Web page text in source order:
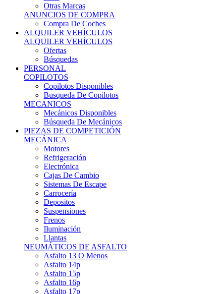
Otras Marcas
ANUNCIOS DE COMPRA
Compra De Coches
ALQUILER VEHÍCULOS
ALQUILER VEHÍCULOS
Ofertas
Búsquedas
PERSONAL
COPILOTOS
Copilotos Disponibles
Busqueda De Copilotos
MECANICOS
Mecánicos Disponibles
Búsqueda De Mecánicos
PIEZAS DE COMPETICIÓN
MECÁNICA
Motores
Refrigeración
Electrónica
Cajas De Cambio
Sistemas De Escape
Carrocería
Depositos
Suspensiones
Frenos
Iluminación
Llantas
NEUMÁTICOS DE ASFALTO
Asfalto 13 O Menos
Asfalto 14p
Asfalto 15p
Asfalto 16p
Asfalto 17p